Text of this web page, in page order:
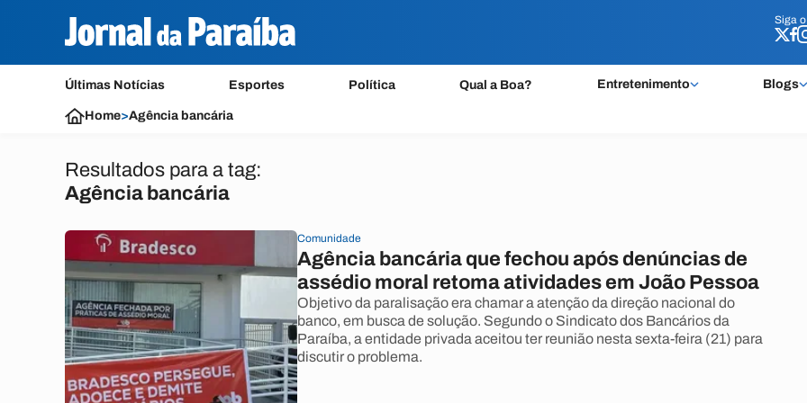
Siga o
Últimas Notícias Esportes Política Qual a Boa? Entretenimento Blogs
Siga o
Home>Agência bancária
Resultados para a tag:
Agência bancária
Comunidade
Agência bancária que fechou após denúncias de
assédio moral retoma atividades em João Pessoa
Objetivo da paralisação era chamar a atenção da direção nacional do
banco, em busca de solução. Segundo o Sindicato dos Bancários da
Paraíba, a entidade privada aceitou ter reunião nesta sexta-feira (21) para
discutir o problema.